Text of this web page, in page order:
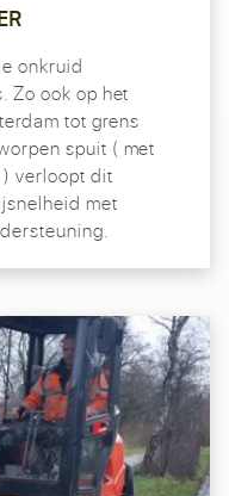
onkruid
Zo ook op het
tot grens
spuit ( met
verloopt dit
met